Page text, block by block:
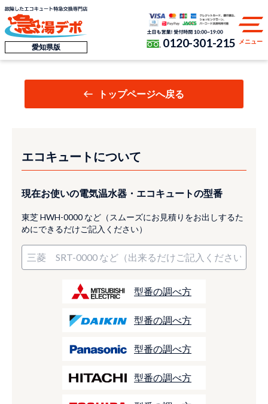
愛知県版 0120-301-215 メニュー
トップページへ戻る
エコキュートについて
現在お使いの電気温水器・エコキュートの型番
東芝 HWH-0000 など（スムーズにお見積りをお出しするた
めにできるだけご記入ください）
型番の調べ方
型番の調べ方
型番の調べ方
型番の調べ方